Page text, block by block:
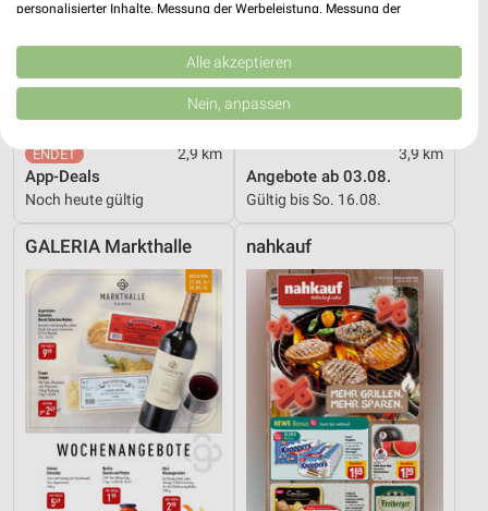
2,9 km
App-Deals
Noch heute gültig
3,9 km
Angebote ab 03.08.
Gültig bis So. 16.08.
GALERIA Markthalle nahkauf
personalisierter Inhalte. Messung der Werbeleistung. Messung der
Kombinationen von Daten aus verschiedenen Quellen. Entwicklung und
Verbesserung der Angebote. Verwendung reduzierter Daten zur Auswahl
von Inhalten.
Daten können außerhalb der Europäischen Union weitergegeben und in die
USA gesendet werden.
Website/App.
Partnerliste anzeigen (1 IAB-Anbieter)
Wir nutzen Ihre Daten für folgende Zwecke:
IAB-Verarbeitungszwecke:
Speichern von oder Zugriff auf Informationen
auf einem Endgerät
Verwendung reduzierter Daten zur Auswahl von
Werbeanzeigen
Erstellung von Profilen für personalisierte
Werbung
Verwendung von Profilen zur Auswahl
personalisierter Werbung
Alle akzeptieren
Nein, anpassen